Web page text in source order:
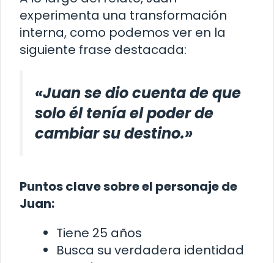
experimenta una transformación
interna, como podemos ver en la
siguiente frase destacada:
«Juan se dio cuenta de que
solo él tenía el poder de
cambiar su destino.»
Puntos clave sobre el personaje de
Juan:
Tiene 25 años
Busca su verdadera identidad